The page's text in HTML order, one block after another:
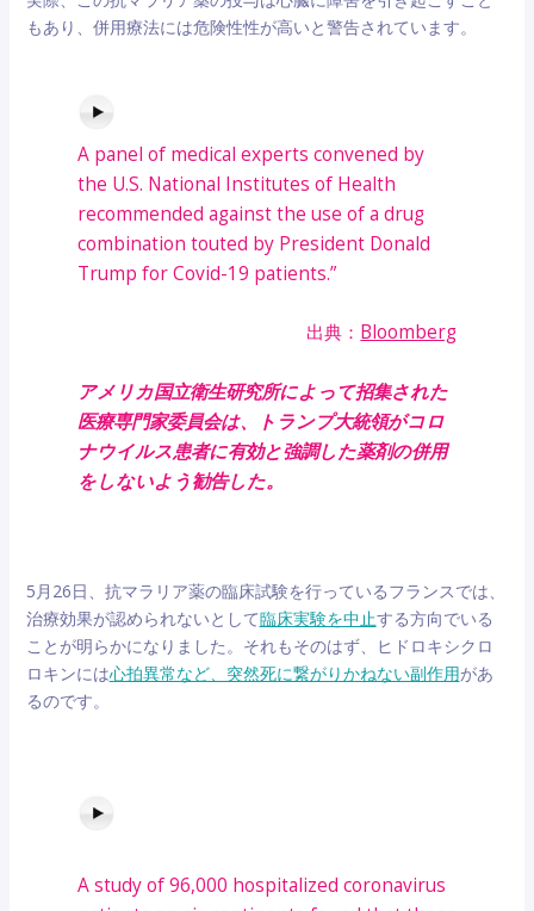
もあり、併用療法には危険性性が高いと警告されています。
A panel of medical experts convened by
the U.S. National Institutes of Health
recommended against the use of a drug
combination touted by President Donald
Trump for Covid-19 patients.”
出典： Bloomberg
アメリカ国立衛生研究所によって招集された
医療専門家委員会は、トランプ大統領がコロ
ナウイルス患者に有効と強調した薬剤の併用
をしないよう勧告した。
5月26日、抗マラリア薬の臨床試験を行っているフランスでは、
治療効果が認められないとして臨床実験を中止する方向でいる
ことが明らかになりました。それもそのはず、ヒドロキシクロ
ロキンには心拍異常など、突然死に繋がりかねない副作用があ
るのです。
A study of 96,000 hospitalized coronavirus